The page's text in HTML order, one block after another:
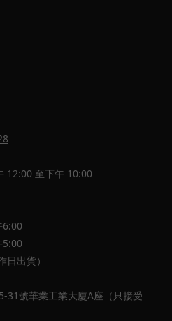
12:00 至下午 10:00
6:00
5:00
日出貨）
31號華業工業大廈A座（只接受